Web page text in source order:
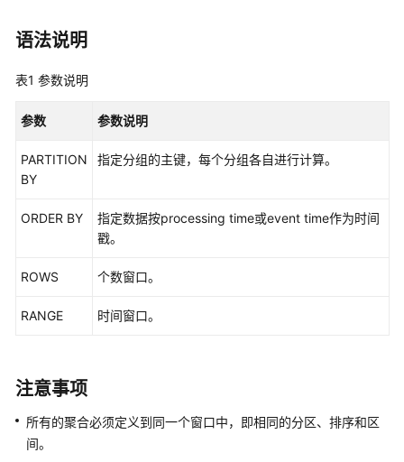
用
户
指
佳
实
指
参
考
语法说明
表1 参数说明
参数 参数说明
PARTITION
BY
指定分组的主键，每个分组各自进行计算。
ORDER BY
指定数据按processing time或event time作为时间
戳。
ROWS 个数窗口。
RANGE 时间窗口。
注意事项
所有的聚合必须定义到同一个窗口中，即相同的分区、排序和区
间。